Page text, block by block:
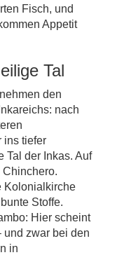
Fisch, und
Appetit
Tal
den
nach
ins tiefer
Tal der Inkas. Auf
Kolonialkirche
Stoffe.
Hier scheint
zwar bei den
in